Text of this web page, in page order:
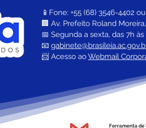
📱Fone: +55 (68) 3546-4402
🏢 Av. Prefeito Roland
📅 Segunda a sexta, das 7h
📧
📨 Acesso ao Webmail
Ferramenta de